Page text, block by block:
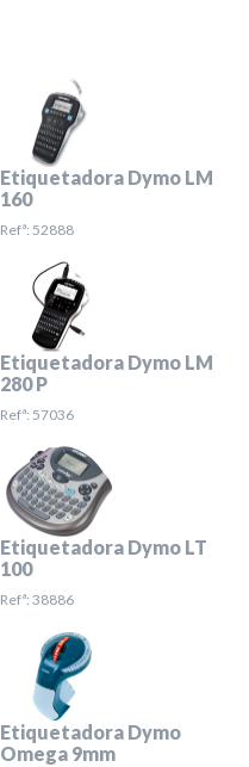
Etiquetadora Dymo LM
160
Refª: 52888
Etiquetadora Dymo LM
280 P
Refª: 57036
Etiquetadora Dymo LT
100
Refª: 38886
Etiquetadora Dymo
Omega 9mm